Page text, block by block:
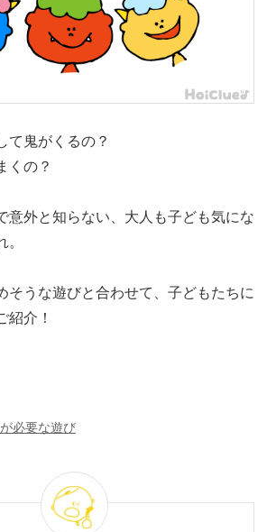
て鬼がくるの？
くの？
意外と知らない、大人も子ども気にな
そうな遊びと合わせて、子どもたちに
紹介！
必要な遊び